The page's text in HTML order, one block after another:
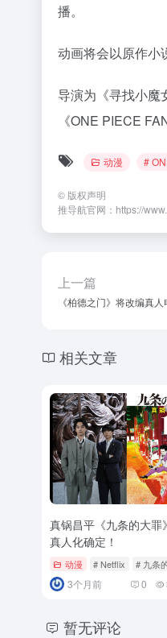
播。
动画将会以原作小
导演为《寻找小魔
《ONE PIECE
动漫 #
© 版权声明
推导航官网：https://
上一篇
《柏德之门》将改编真
相关文章
真锅昌平《九条的大罪
真人化确定！
动漫 # Netflix # 九条
3个月前 0
暂无评论